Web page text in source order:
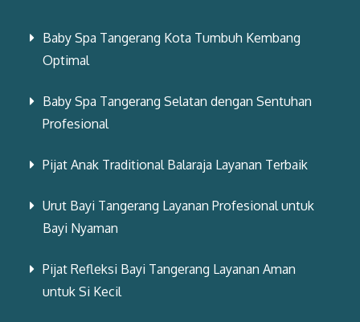
Baby Spa Tangerang Kota Tumbuh Kembang
Optimal
Baby Spa Tangerang Selatan dengan Sentuhan
Profesional
Pijat Anak Traditional Balaraja Layanan Terbaik
Urut Bayi Tangerang Layanan Profesional untuk
Bayi Nyaman
Pijat Refleksi Bayi Tangerang Layanan Aman
untuk Si Kecil